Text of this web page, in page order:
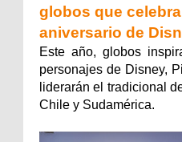
globos que
aniversario de
Este año, globos
personajes de Disney,
liderarán el tradicional
Chile y Sudamérica.